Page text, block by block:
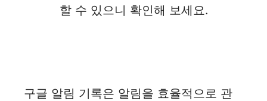
할 수 있으니 확인해 보세요.
구글 알림 기록은 알림을 효율적으로 관